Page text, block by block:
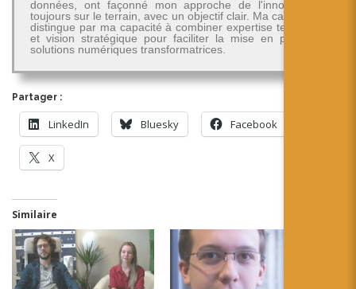
données, ont façonné mon approche de l'innovation -
toujours sur le terrain, avec un objectif clair. Ma carrière se
distingue par ma capacité à combiner expertise technique
et vision stratégique pour faciliter la mise en place de
solutions numériques transformatrices.
Partager :
LinkedIn Bluesky Facebook
X
Similaire